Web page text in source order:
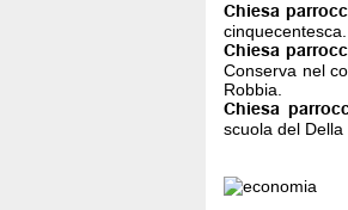
Chiesa
cinquecentesca.
Chiesa
Conserva nel
Robbia.
Chiesa
scuola del Della